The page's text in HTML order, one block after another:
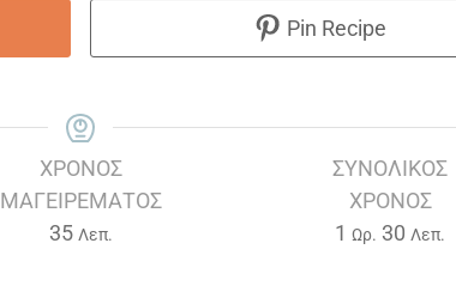
Pin Recipe
ΧΡΌΝΟΣ
ΜΑΓΕΙΡΈΜΑΤΟΣ
35Λεπτά
Λεπ.
ΣΥΝΟΛΙΚΌΣ
ΧΡΌΝΟΣ
1 Ώρα
Ωρ. 30 Λεπτά
Λεπ.